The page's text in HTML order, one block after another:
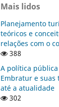
Mais lidos
Planejamento
teóricos e
relações com o
388
A política
Embratur e suas
até a atualidade
302